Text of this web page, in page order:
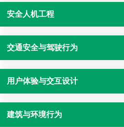
安全人机工程
交通安全与驾驶行为
用户体验与交互设计
建筑与环境行为